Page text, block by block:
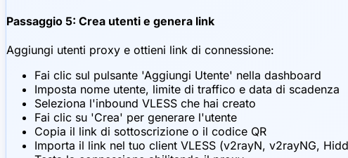
Passaggio 5: Crea utenti e genera link
Aggiungi utenti proxy e ottieni link di connessione:
Fai clic sul pulsante 'Aggiungi Utente' nella dashboard
Imposta nome utente, limite di traffico e data di scadenza
Seleziona l'inbound VLESS che hai creato
Fai clic su 'Crea' per generare l'utente
Copia il link di sottoscrizione o il codice QR
Importa il link nel tuo client VLESS (v2rayN, v2rayNG,